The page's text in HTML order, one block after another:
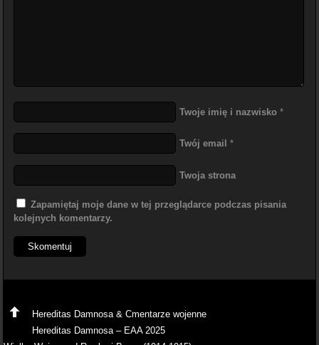
Twoje imię i nazwisko *
Twój email *
Twoja strona
Zapamiętaj moje dane w tej przeglądarce podczas pisania
kolejnych komentarzy.
Hereditas Damnosa & Cmentarze wojenne
Hereditas Damnosa – EAA 2025